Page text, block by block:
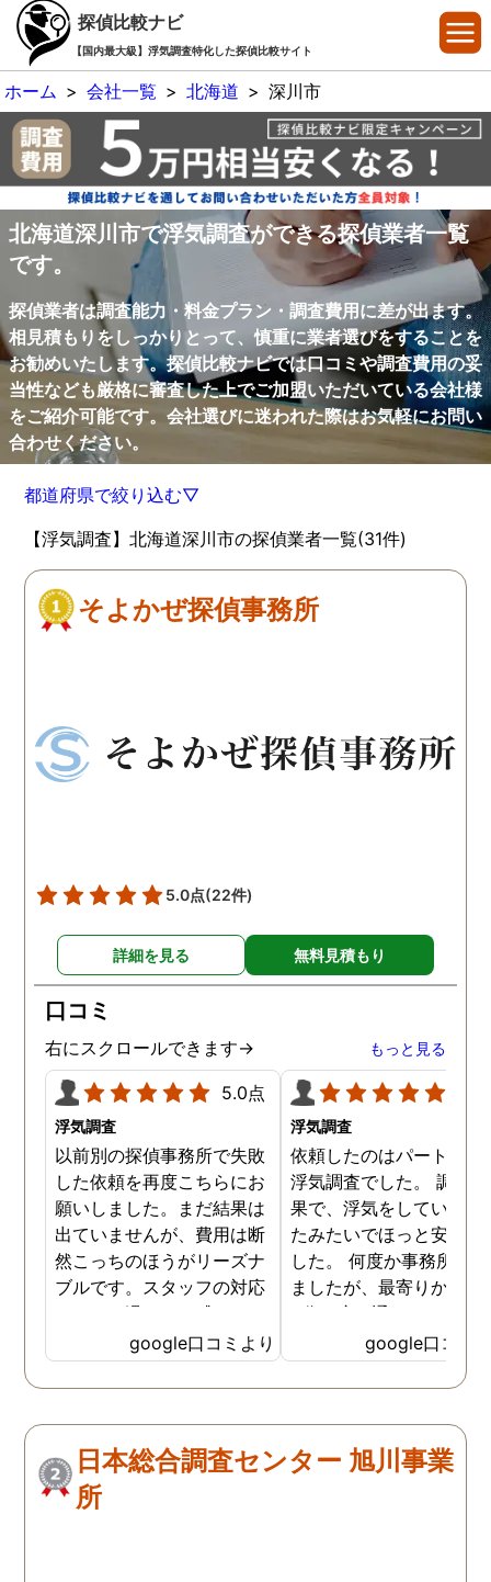
探偵比較ナビ
【国内最大級】浮気調査特化した探偵比較サイト
ホーム > 会社一覧 > 北海道 > 深川市
北海道深川市で浮気調査ができる探偵業者一覧
です。
探偵業者は調査能力・料金プラン・調査費用に差が出ます。
相見積もりをしっかりとって、慎重に業者選びをすることを
お勧めいたします。探偵比較ナビでは口コミや調査費用の妥
当性なども厳格に審査した上でご加盟いただいている会社様
をご紹介可能です。会社選びに迷われた際はお気軽にお問い
合わせください。
都道府県で絞り込む▽
【浮気調査】北海道深川市の探偵業者一覧(31件)
そよかぜ探偵事務所
5.0点(22件)
詳細を見る 無料見積もり
口コミ
右にスクロールできます→ もっと見る
5.0点
浮気調査
以前別の探偵事務所で失敗
した依頼を再度こちらにお
願いしました。まだ結果は
出ていませんが、費用は断
然こっちのほうがリーズナ
ブルです。スタッフの対応
なんかも温かみを感じま
す。はじめからこちらにす
ればよかったです😢 …
google口コミより
浮気調査
依頼したのはパートナー
浮気調査でした。 調査
果で、浮気をしていなか
たみたいでほっと安心し
した。 何度か事務所に
ましたが、最寄りから徒
3分程度で通いやすかっ
google口コミ
日本総合調査センター 旭川事業
所